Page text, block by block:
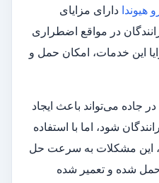
هیوندا دارای مزایای
در مواقع اضطراری
این خدمات، امکان حمل و
جاده می‌تواند باعث ایجاد
شود، اما با استفاده
این مشکلات به سرعت حل
شده و تعمیر شده